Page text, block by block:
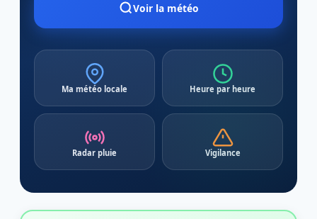
Voir la météo
Ma météo locale Heure par heure
Radar pluie Vigilance